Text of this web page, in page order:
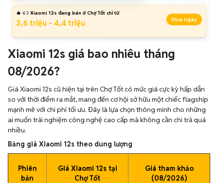
🔥 63 Xiaomi 12s đang bán ở Chợ Tốt chỉ từ
3,6 triệu - 4,4 triệu Mua ngay
Xiaomi 12s giá bao nhiêu tháng
08/2026?
Giá Xiaomi 12s cũ hiện tại trên Chợ Tốt có mức giá cực kỳ hấp dẫn
so với thời điểm ra mắt, mang đến cơ hội sở hữu một chiếc flagship
mạnh mẽ với chi phí tối ưu. Đây là lựa chọn thông minh cho những
ai muốn trải nghiệm công nghệ cao cấp mà không cần chi trả quá
nhiều.
Bảng giá Xiaomi 12s theo dung lượng
Phiên
bản
Giá Xiaomi 12s tại
Chợ Tốt
Giá tham khảo
(08/2026)